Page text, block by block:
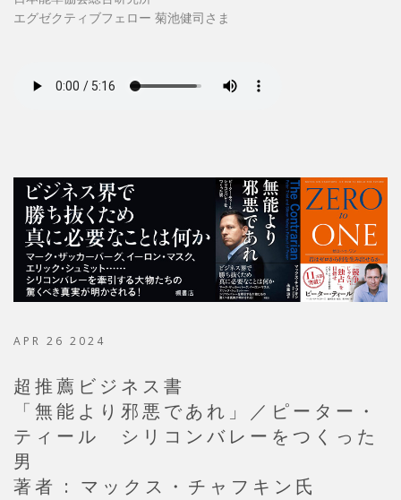
エグゼクティブフェロー 菊池健司さま
APR 26 2024
超推薦ビジネス書
「無能より邪悪であれ」／ピーター・
ティール シリコンバレーをつくった
男
著者 : マックス・チャフキン氏